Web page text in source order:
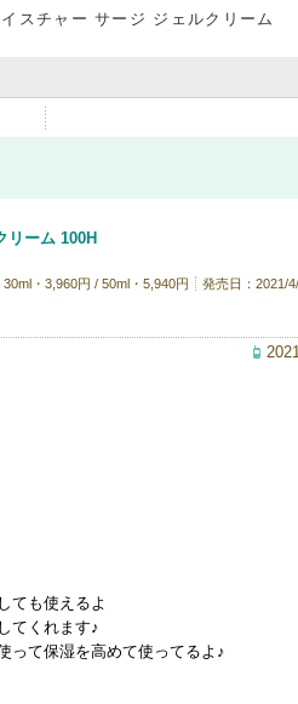
スチャー サージ ジェルクリーム
リーム 100H
・3,960円 / 50ml・5,940円
発売日：2021/
ても使えるよ
てくれます♪
って保湿を高めて使ってるよ♪